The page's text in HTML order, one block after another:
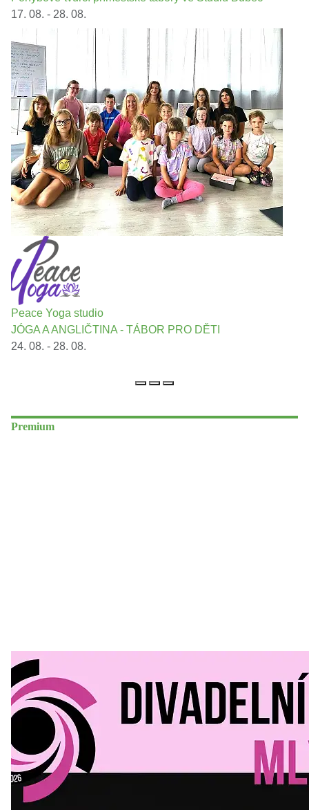
17. 08. - 28. 08.
Peace Yoga studio
JÓGA A ANGLIČTINA - TÁBOR PRO DĚTI
24. 08. - 28. 08.
Premium
Divadelní Mlýn 30. 07. 2026
Kultura a volný čas
Divadelní mlýn. 15. až 18. října KD
MLEJN. Vstupenky již v prodeji.
Přijďte na přátelský festival divadla a inspirace 15. až 18.
října 2026 Vstupenky již v prodeji na GOOUT -
https://divadelnimlyn.cz/vstupenky Představ si čtyři dny